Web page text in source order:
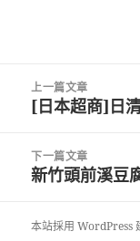
上一篇文章
上
篇
文
[日本超商]日
下一篇文章
下
篇
新竹頭前溪豆
本站採用 WordPress